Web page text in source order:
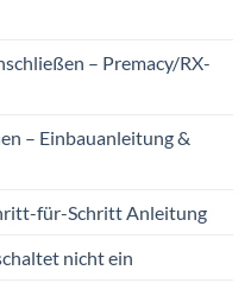
– Premacy/RX-
– Einbauanleitung &
für-Schritt Anleitung
nicht ein